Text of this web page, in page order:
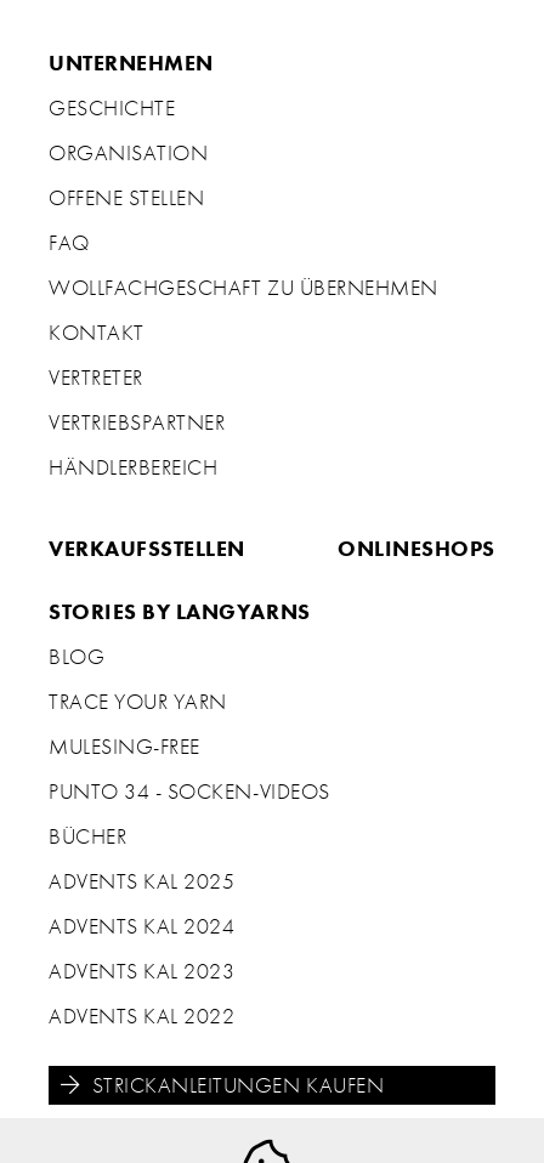
UNTERNEHMEN
GESCHICHTE
ORGANISATION
OFFENE STELLEN
FAQ
WOLLFACHGESCHAFT ZU ÜBERNEHMEN
KONTAKT
VERTRETER
VERTRIEBSPARTNER
HÄNDLERBEREICH
VERKAUFSSTELLEN ONLINESHOPS
STORIES BY LANGYARNS
BLOG
TRACE YOUR YARN
MULESING-FREE
PUNTO 34 - SOCKEN-VIDEOS
BÜCHER
ADVENTS KAL 2025
ADVENTS KAL 2024
ADVENTS KAL 2023
ADVENTS KAL 2022
STRICKANLEITUNGEN KAUFEN